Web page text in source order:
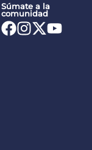
Súmate a la
comunidad